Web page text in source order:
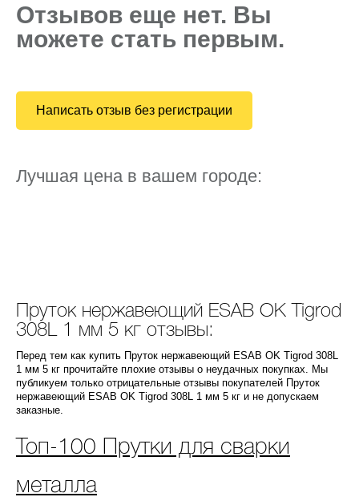
Отзывов еще нет. Вы
можете стать первым.
Написать отзыв без регистрации
Лучшая цена в вашем городе:
Пруток нержавеющий ESAB OK Tigrod
308L 1 мм 5 кг отзывы:
Перед тем как купить Пруток нержавеющий ESAB OK Tigrod 308L
1 мм 5 кг прочитайте плохие отзывы о неудачных покупках. Мы
публикуем только отрицательные отзывы покупателей Пруток
нержавеющий ESAB OK Tigrod 308L 1 мм 5 кг и не допускаем
заказные.
Топ-100 Прутки для сварки
металла